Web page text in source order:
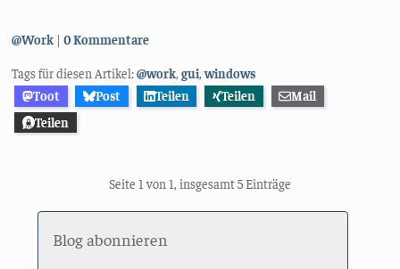
Kategorien:
@Work 0 Kommentare
Tags für diesen Artikel:@work,gui,windows
Toot
Post Teilen Teilen
Mail
Teilen
Seite 1 von 1, insgesamt 5 Einträge
Blog abonnieren